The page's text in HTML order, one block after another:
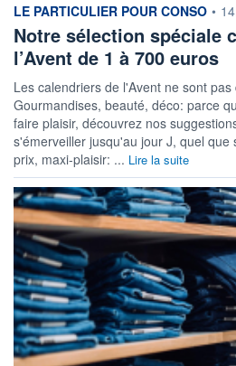
information fournie par
LE PARTICULIER POUR CONSO •
Notre sélection spéciale
l’Avent de 1 à 700 euros
Les calendriers de l'Avent ne sont
Gourmandises, beauté, déco: parce
faire plaisir, découvrez nos
s'émerveiller jusqu'au jour J, quel que
prix, maxi-plaisir: ... Lire la suite